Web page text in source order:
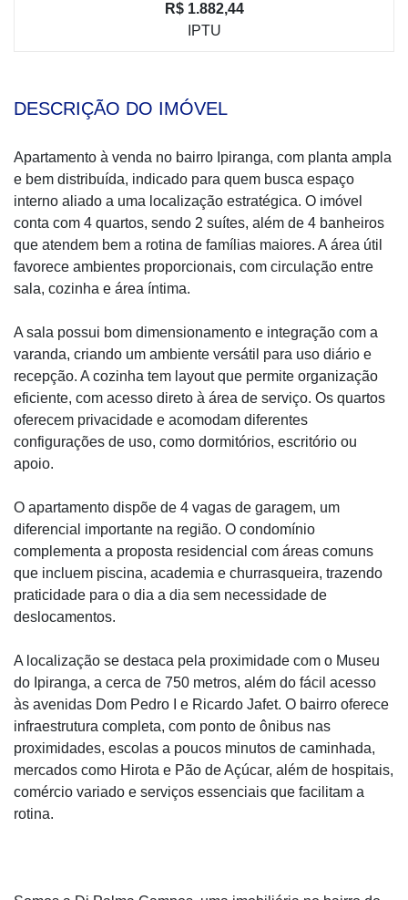
R$ 1.882,44
IPTU
DESCRIÇÃO DO IMÓVEL
Apartamento à venda no bairro Ipiranga, com planta ampla
e bem distribuída, indicado para quem busca espaço
interno aliado a uma localização estratégica. O imóvel
conta com 4 quartos, sendo 2 suítes, além de 4 banheiros
que atendem bem a rotina de famílias maiores. A área útil
favorece ambientes proporcionais, com circulação entre
sala, cozinha e área íntima.
A sala possui bom dimensionamento e integração com a
varanda, criando um ambiente versátil para uso diário e
recepção. A cozinha tem layout que permite organização
eficiente, com acesso direto à área de serviço. Os quartos
oferecem privacidade e acomodam diferentes
configurações de uso, como dormitórios, escritório ou
apoio.
O apartamento dispõe de 4 vagas de garagem, um
diferencial importante na região. O condomínio
complementa a proposta residencial com áreas comuns
que incluem piscina, academia e churrasqueira, trazendo
praticidade para o dia a dia sem necessidade de
deslocamentos.
A localização se destaca pela proximidade com o Museu
do Ipiranga, a cerca de 750 metros, além do fácil acesso
às avenidas Dom Pedro I e Ricardo Jafet. O bairro oferece
infraestrutura completa, com ponto de ônibus nas
proximidades, escolas a poucos minutos de caminhada,
mercados como Hirota e Pão de Açúcar, além de hospitais,
comércio variado e serviços essenciais que facilitam a
rotina.